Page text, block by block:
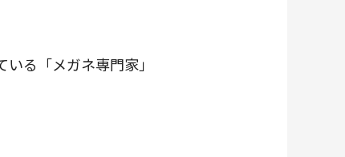
る「メガネ専門家」